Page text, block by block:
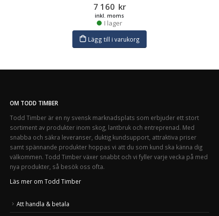
7 160 kr
inkl. moms
I lager
Lägg till i varukorg
OM TODD TIMBER
Todd Timber är en ny svensk marknadsplats som erbjuder ett stort
sortiment av produkter inom skog, lantbruk och entreprenad. Med
snabba och säkra leveranser, duktig kundsupport, attraktiva priser
samt spännande produkter hoppas vi att du som kund ska känna dig
välkommen. Todd Timber växer snabbt och vi fyller varje vecka på med
nya produkter, så besök oss ofta.
Läs mer om Todd Timber
Att handla & betala